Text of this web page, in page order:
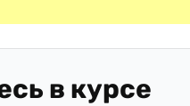
в курсе